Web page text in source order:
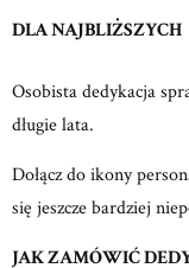
DLA NAJBLIŻSZYCH
Osobista dedykacja
długie lata.
Dołącz do ikony
się jeszcze bardziej
JAK ZAMÓWIĆ